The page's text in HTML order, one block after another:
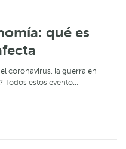
qué es
coronavirus, la guerra en
Todos estos evento…